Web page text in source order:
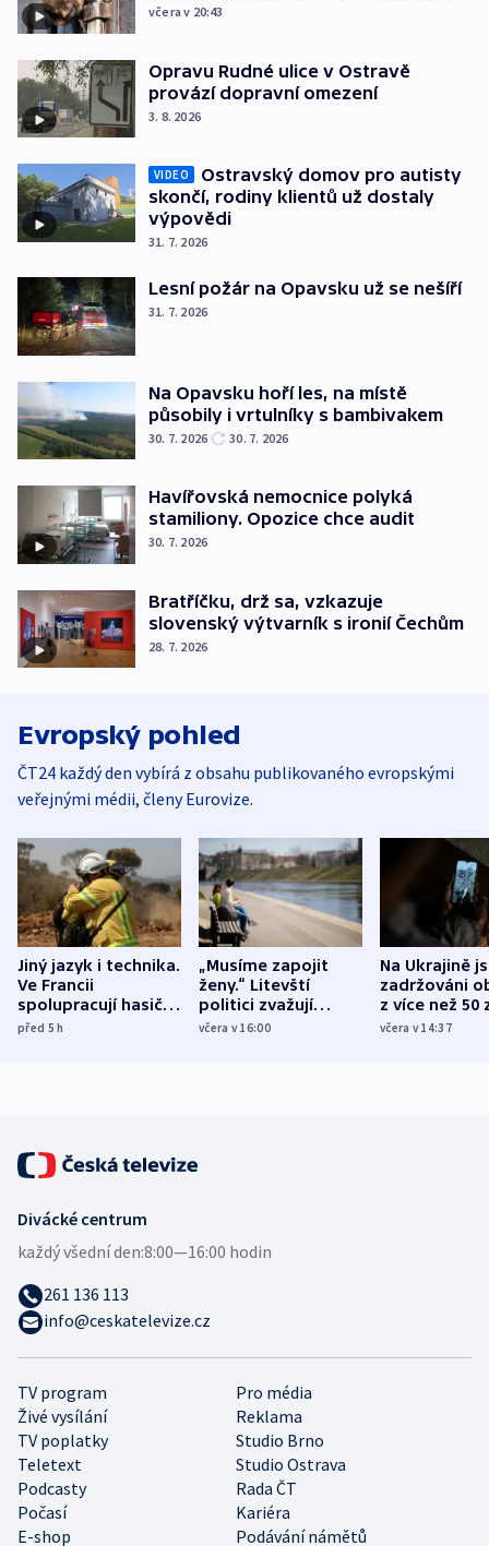
včera v 20:43
Opravu Rudné ulice v Ostravě
provází dopravní omezení
3. 8. 2026
VIDEO
Ostravský domov pro autisty
skončí, rodiny klientů už dostaly
výpovědi
31. 7. 2026
Lesní požár na Opavsku už se nešíří
31. 7. 2026
Na Opavsku hoří les, na místě
působily i vrtulníky s bambivakem
30. 7. 2026 30. 7. 2026
Havířovská nemocnice polyká
stamiliony. Opozice chce audit
30. 7. 2026
Bratříčku, drž sa, vzkazuje
slovenský výtvarník s ironií Čechům
28. 7. 2026
Evropský pohled
ČT24 každý den vybírá z obsahu publikovaného evropskými
veřejnými médii, členy Eurovize.
Jiný jazyk i technika.
Ve Francii
spolupracují hasiči z
různých zemí
před 5h
„Musíme zapojit
ženy.“ Litevští
politici zvažují
dohodu o
včera v 16:00
Na Ukrajině
zadržováni
z více než 50
Bojovali na
včera v 14:37
TV program
Pro média
Živé vysílání
Reklama
TV poplatky
Studio Brno
Teletext
Studio Ostrava
Podcasty
Rada ČT
Počasí
Kariéra
E-shop
Podávání námětů
Divácké centrum
každý všední den:8:00—16:00 hodin
261 136 113
info@ceskatelevize.cz